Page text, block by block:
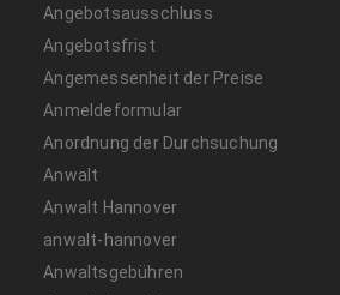
Angebotsausschluss
Angebotsfrist
Angemessenheit der Preise
Anmeldeformular
Anordnung der Durchsuchung
Anwalt
Anwalt Hannover
anwalt-hannover
Anwaltsgebühren